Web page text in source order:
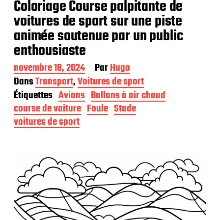
Coloriage Course palpitante de
voitures de sport sur une piste
animée soutenue par un public
enthousiaste
D
a
t
e
d
e
p
c
a
t
i
o
novembre 18, 2024 ParHugo
DansTransport,Voitures de sport
Étiquettes Avions Ballons à air chaud
course de voiture Foule Stade
voitures de sport